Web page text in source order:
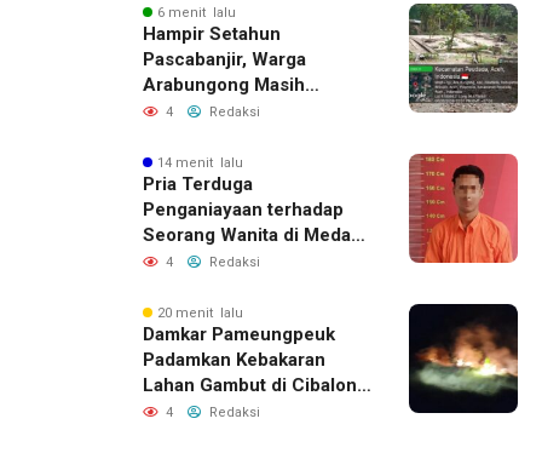
6 menit lalu
Hampir Setahun
Pascabanjir, Warga
Arabungong Masih
Menunggu Bantuan
4 Redaksi
14 menit lalu
Pria Terduga
Penganiayaan terhadap
Seorang Wanita di Medan
Ditangkap Polisi
4 Redaksi
20 menit lalu
Damkar Pameungpeuk
Padamkan Kebakaran
Lahan Gambut di Cibalong,
Permukiman Warga
4 Redaksi